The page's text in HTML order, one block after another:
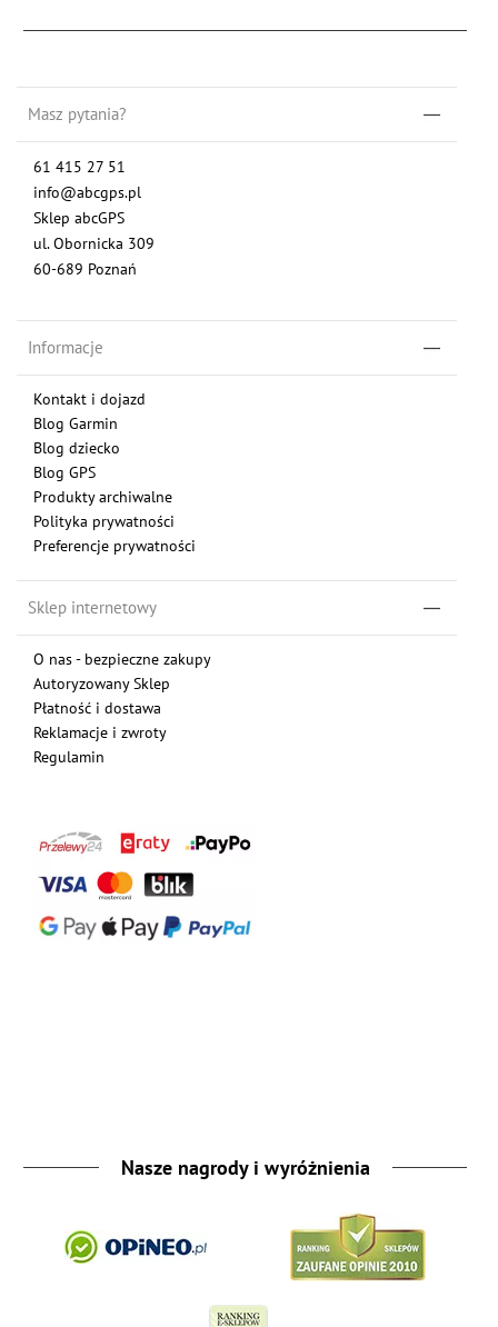
Masz pytania?
61 415 27 51
info@abcgps.pl
Sklep abcGPS
ul. Obornicka 309
60-689 Poznań
Informacje
Kontakt i dojazd
Blog Garmin
Blog dziecko
Blog GPS
Produkty archiwalne
Polityka prywatności
Preferencje prywatności
Sklep internetowy
O nas - bezpieczne zakupy
Autoryzowany Sklep
Płatność i dostawa
Reklamacje i zwroty
Regulamin
Nasze nagrody i wyróżnienia